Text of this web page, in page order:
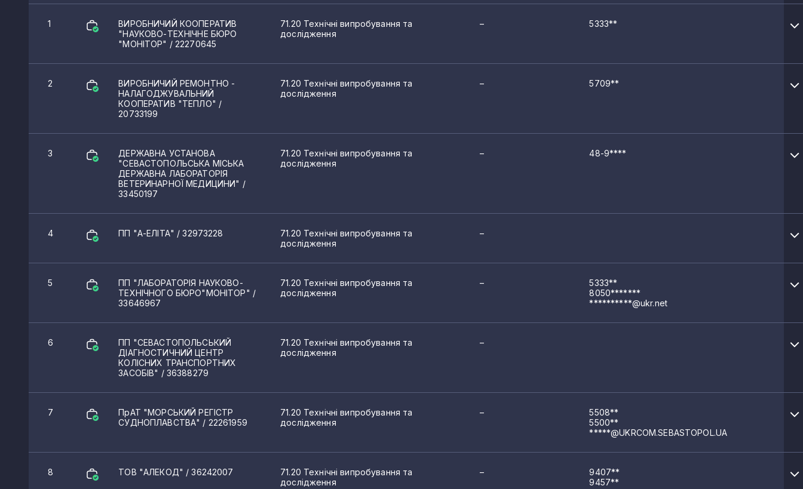
1
ВИРОБНИЧИЙ КООПЕРАТИВ
"НАУКОВО-ТЕХНІЧНЕ БЮРО
"МОНІТОР" / 22270645
71.20 Технічні випробування та
дослідження
– 5333**
2
ВИРОБНИЧИЙ РЕМОНТНО -
НАЛАГОДЖУВАЛЬНИЙ
КООПЕРАТИВ "ТЕПЛО" /
20733199
71.20 Технічні випробування та
дослідження
– 5709**
3
ДЕРЖАВНА УСТАНОВА
"СЕВАСТОПОЛЬСЬКА МІСЬКА
ДЕРЖАВНА ЛАБОРАТОРІЯ
ВЕТЕРИНАРНОЇ МЕДИЦИНИ" /
33450197
71.20 Технічні випробування та
дослідження
– 48-9****
4 ПП "А-ЕЛІТА" / 32973228
71.20 Технічні випробування та
дослідження
–
5
ПП "ЛАБОРАТОРІЯ НАУКОВО-
ТЕХНІЧНОГО БЮРО"МОНІТОР" /
33646967
71.20 Технічні випробування та
дослідження
–
5333**
8050*******
**********@ukr.net
6
ПП "СЕВАСТОПОЛЬСЬКИЙ
ДІАГНОСТИЧНИЙ ЦЕНТР
КОЛІСНИХ ТРАНСПОРТНИХ
ЗАСОБІВ" / 36388279
71.20 Технічні випробування та
дослідження
–
7
ПрАТ "МОРСЬКИЙ РЕГІСТР
СУДНОПЛАВСТВА" / 22261959
71.20 Технічні випробування та
дослідження
–
5508**
5500**
*****@UKRCOM.SEBASTOPOL.UA
8 ТОВ "АЛЕКОД" / 36242007
71.20 Технічні випробування та
дослідження
–
9407**
9457**